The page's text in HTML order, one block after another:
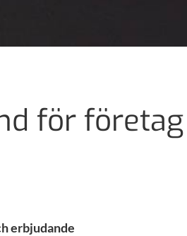
för företag
erbjudande